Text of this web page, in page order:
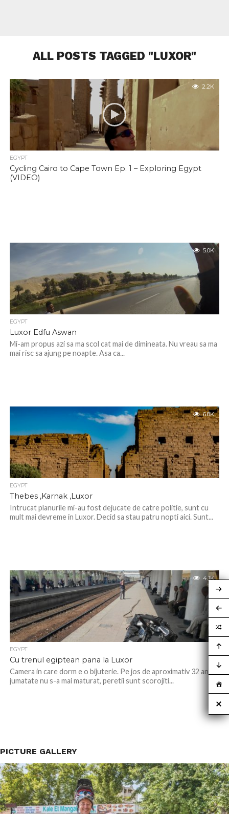
ALL POSTS TAGGED "LUXOR"
2.2K
EGYPT
Cycling Cairo to Cape Town Ep. 1 – Exploring Egypt
(VIDEO)
5.0K
EGYPT
Luxor Edfu Aswan
Mi-am propus azi sa ma scol cat mai de dimineata. Nu vreau sa ma
mai risc sa ajung pe noapte. Asa ca...
6.8K
EGYPT
Thebes ,Karnak ,Luxor
Intrucat planurile mi-au fost dejucate de catre politie, sunt cu
mult mai devreme in Luxor. Decid sa stau patru nopti aici. Sunt...
4.1K
EGYPT
Cu trenul egiptean pana la Luxor
Camera in care dorm e o bijuterie. Pe jos de aproximativ 32 ani si
jumatate nu s-a mai maturat, peretii sunt scorojiti...
PICTURE GALLERY